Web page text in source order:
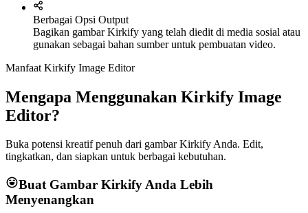
Berbagai Opsi Output
Bagikan gambar Kirkify yang telah diedit di media sosial atau
gunakan sebagai bahan sumber untuk pembuatan video.
Manfaat Kirkify Image Editor
Mengapa Menggunakan Kirkify Image
Editor?
Buka potensi kreatif penuh dari gambar Kirkify Anda. Edit,
tingkatkan, dan siapkan untuk berbagai kebutuhan.
Buat Gambar Kirkify Anda Lebih
Menyenangkan